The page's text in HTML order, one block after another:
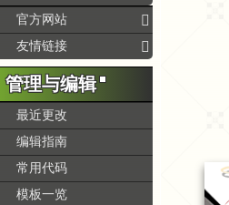
官方网站
友情链接
管理与编辑
最近更改
编辑指南
常用代码
模板一览